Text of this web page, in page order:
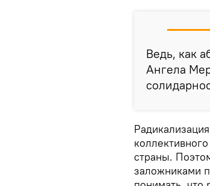
Ведь, как
Ангела
страны.
заложниками